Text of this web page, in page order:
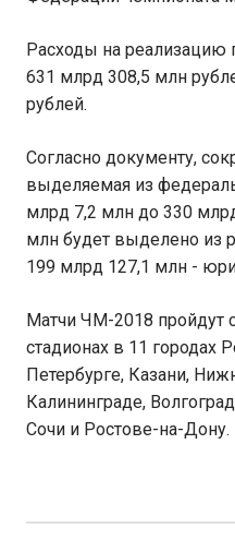
Расходы на реализацию
631 млрд 308,5 млн
рублей.
Согласно документу,
выделяемая из
млрд 7,2 млн до 330
млн будет выделено из
199 млрд 127,1 млн -
Матчи ЧМ-2018 пройдут
стадионах в 11 городах
Петербурге, Казани,
Калининграде,
Сочи и Ростове-на-Дону.